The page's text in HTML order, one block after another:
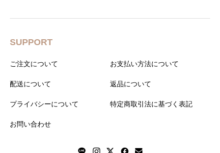
SUPPORT
ご注文について お支払い方法について
配送について 返品について
プライバシーについて 特定商取引法に基づく表記
お問い合わせ